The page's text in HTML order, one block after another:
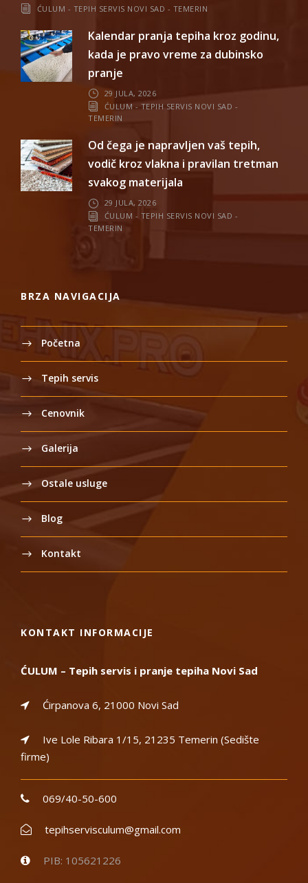
ĆULUM - TEPIH SERVIS NOVI SAD - TEMERIN
Kalendar pranja tepiha kroz godinu,
kada je pravo vreme za dubinsko
pranje
29 JULA, 2026
ĆULUM - TEPIH SERVIS NOVI SAD -
TEMERIN
Od čega je napravljen vaš tepih,
vodič kroz vlakna i pravilan tretman
svakog materijala
29 JULA, 2026
ĆULUM - TEPIH SERVIS NOVI SAD -
TEMERIN
BRZA NAVIGACIJA
Početna
Tepih servis
Cenovnik
Galerija
Ostale usluge
Blog
Kontakt
KONTAKT INFORMACIJE
ĆULUM – Tepih servis i pranje tepiha Novi Sad
Ćirpanova 6, 21000 Novi Sad
Ive Lole Ribara 1/15, 21235 Temerin (Sedište
firme)
069/40-50-600
tepihservisculum@gmail.com
PIB: 105621226